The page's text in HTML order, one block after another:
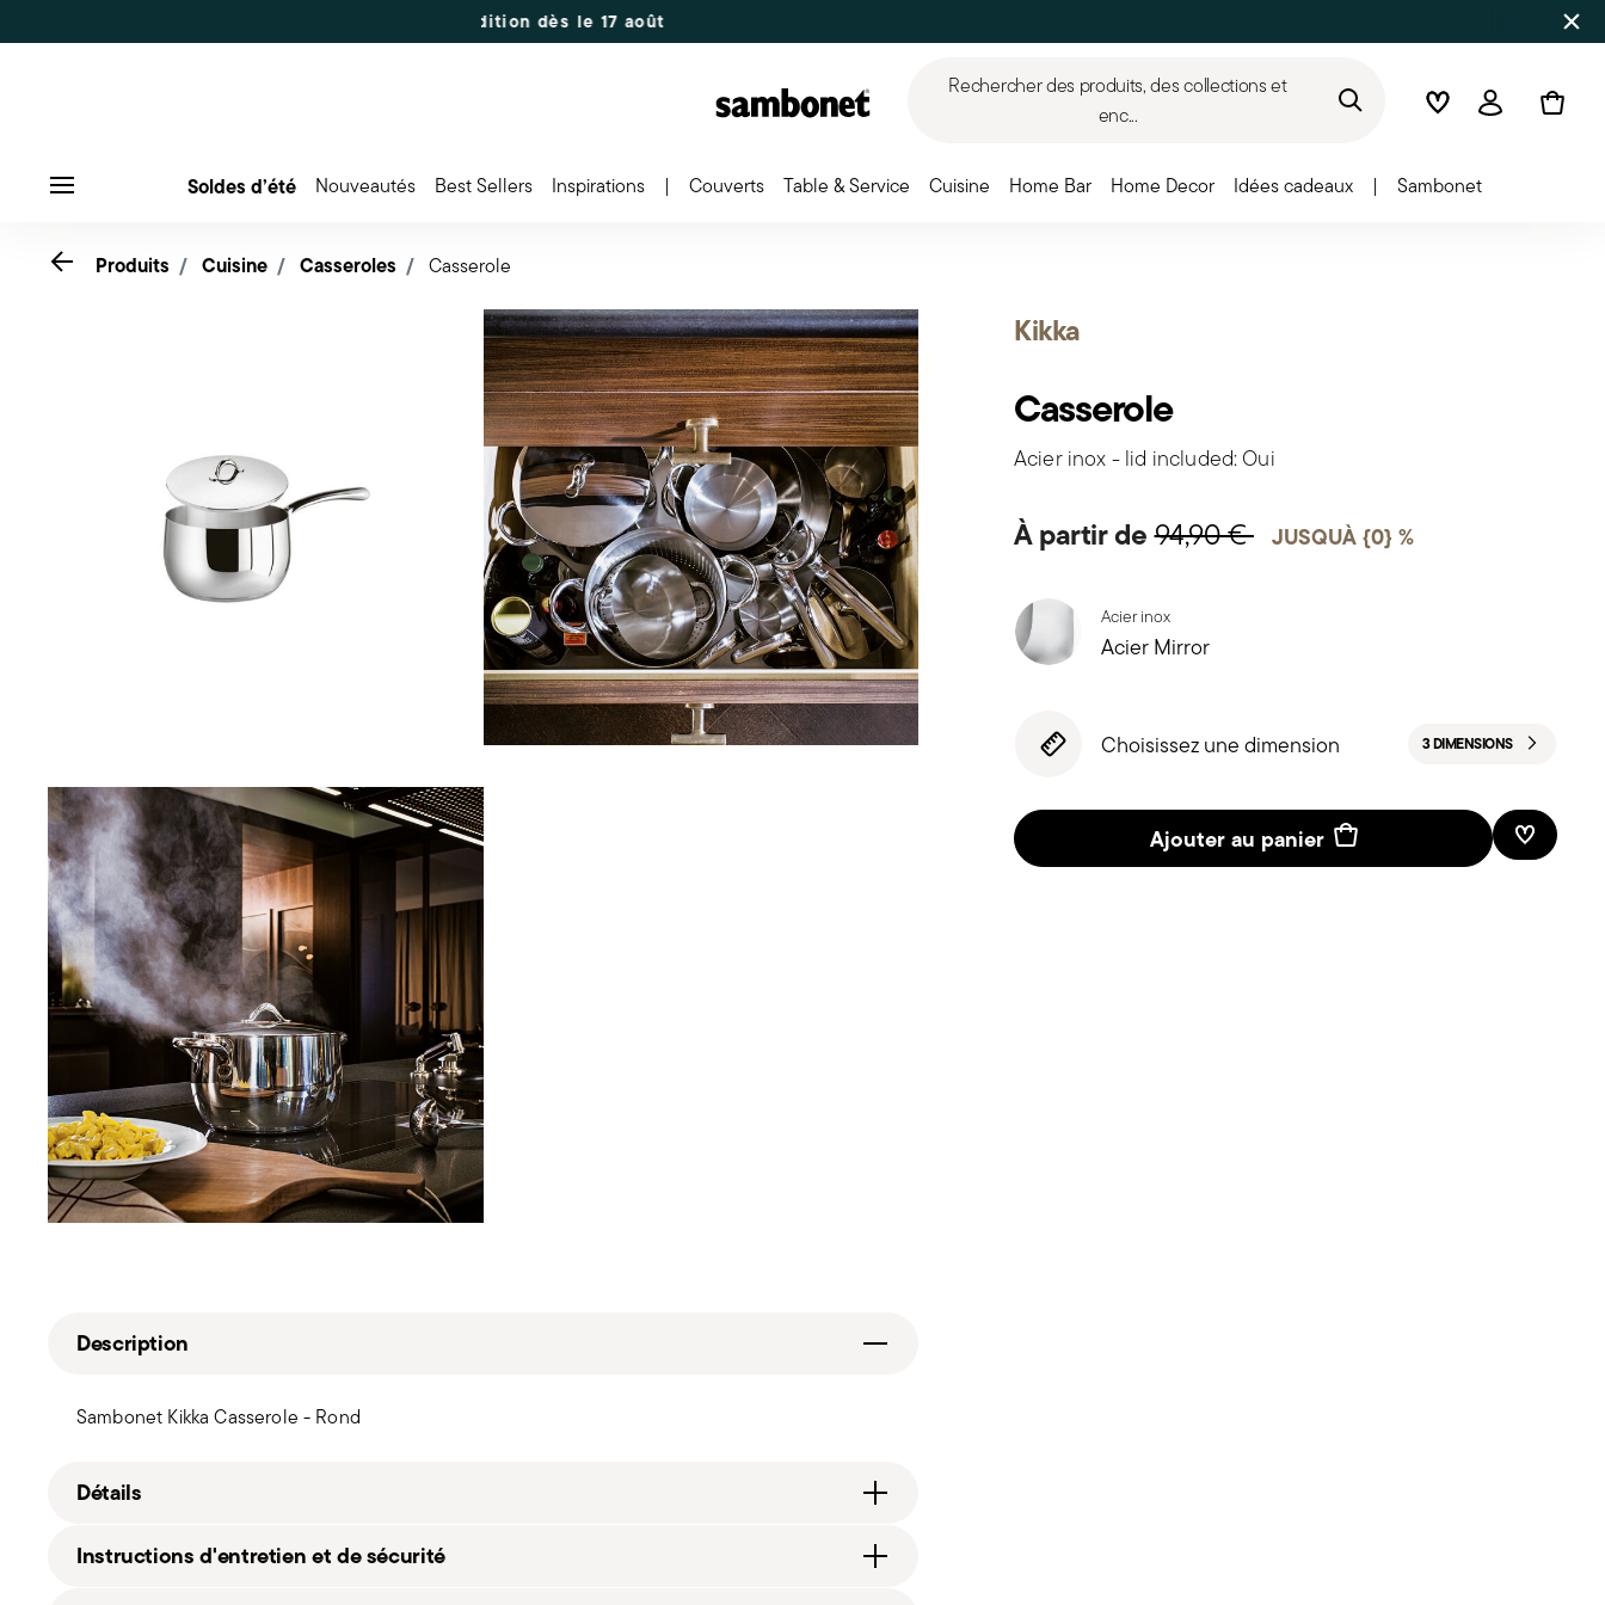
-50% | Commandes du 7 au 16 août : expédition dès le 17 août
Rechercher des produits, des collections et
enc...
WishlistConnexion
Soldes d’été Nouveautés Best Sellers Inspirations | Couverts Table & Service Cuisine Home Bar Home Decor Idées cadeaux | Sambonet
Kikka
Casserole
Acier inox - lid included: Oui
À partir de94,90 € JUSQUÀ {0} %
Acier inox
Acier Mirror
Choisissez une dimension 3 DIMENSIONS
Ajouter au panier Liste de
Go back
Produits Cuisine Casseroles Casserole
Description
Sambonet Kikka Casserole - Rond
Détails
Kikka
Instructions d'entretien et de sécurité